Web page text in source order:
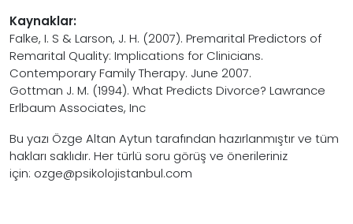
Kaynaklar:
Falke, I. S & Larson, J. H. (2007). Premarital Predictors of
Remarital Quality: Implications for Clinicians.
Contemporary Family Therapy. June 2007.
Gottman J. M. (1994). What Predicts Divorce? Lawrance
Erlbaum Associates, Inc
Bu yazı Özge Altan Aytun tarafından hazırlanmıştır ve tüm
hakları saklıdır. Her türlü soru görüş ve önerileriniz
için: ozge@psikolojistanbul.com